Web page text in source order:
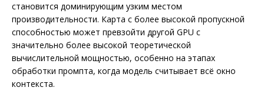
становится доминирующим узким местом
производительности. Карта с более высокой пропускной
способностью может превзойти другой GPU с
значительно более высокой теоретической
вычислительной мощностью, особенно на этапах
обработки промпта, когда модель считывает всё окно
контекста.